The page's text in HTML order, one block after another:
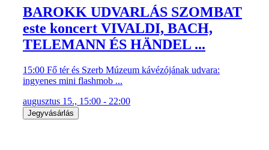
BAROKK UDVARLÁS SZOMBAT
este koncert VIVALDI, BACH,
TELEMANN ÉS HÄNDEL ...
15:00 Fő tér és Szerb Múzeum kávézójának udvara:
ingyenes mini flashmob ...
augusztus 15., 15:00 - 22:00
Jegyvásárlás